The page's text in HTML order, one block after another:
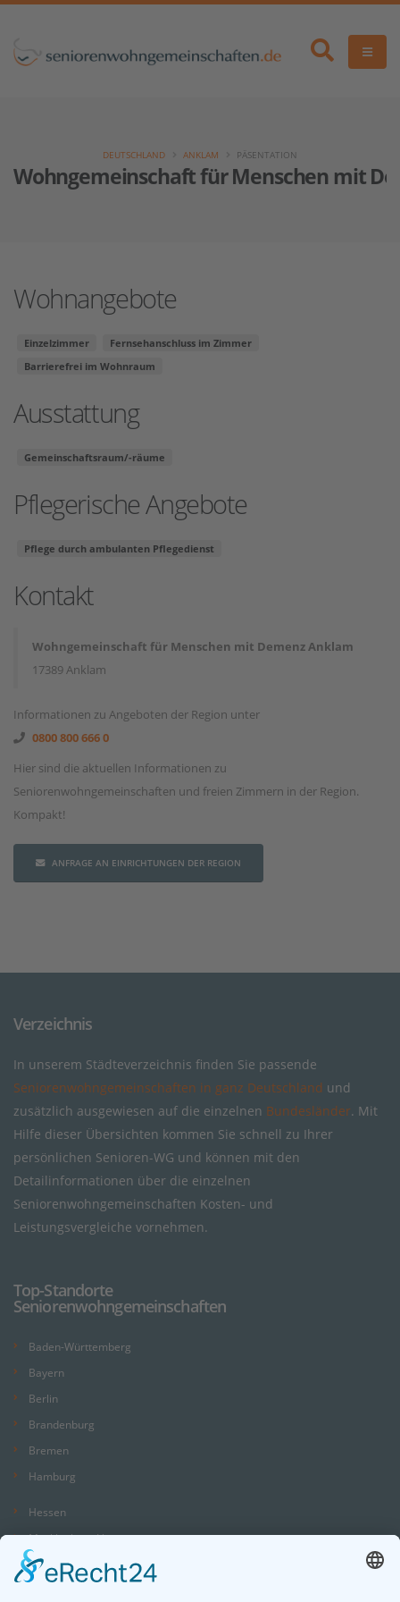
Wohngemeinschaft für Menschen mit
DEUTSCHLAND ANKLAM PÄSENTATION
Wohnangebote
Einzelzimmer
Fernsehanschluss im Zimmer
Barrierefrei im Wohnraum
Ausstattung
Gemeinschaftsraum/-räume
Pflegerische Angebote
Pflege durch ambulanten Pflegedienst
Kontakt
Wohngemeinschaft für Menschen mit Demenz Anklam
17389 Anklam
Informationen zu Angeboten der Region unter
0800 800 666 0
Hier sind die aktuellen Informationen zu
Seniorenwohngemeinschaften und freien Zimmern in der Region.
Kompakt!
ANFRAGE AN EINRICHTUNGEN DER REGION
Verzeichnis
In unserem Städteverzeichnis finden Sie passende
Seniorenwohngemeinschaften in ganz Deutschland und
zusätzlich ausgewiesen auf die einzelnen Bundesländer. Mit
Hilfe dieser Übersichten kommen Sie schnell zu Ihrer
persönlichen Senioren-WG und können mit den
Detailinformationen über die einzelnen
Seniorenwohngemeinschaften Kosten- und
Leistungsvergleiche vornehmen.
Top-Standorte
Seniorenwohngemeinschaften
Baden-Württemberg
Bayern
Berlin
Brandenburg
Bremen
Hamburg
Hessen
Mecklenburg-Vorpommern
Niedersachsen